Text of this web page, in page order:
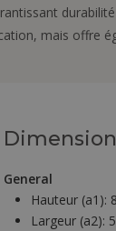
mais offre
General
Hauteur (a1):
Largeur (a2):